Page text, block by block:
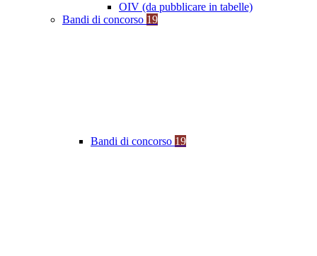
OIV (da pubblicare in tabelle)
Bandi di concorso 19
Bandi di concorso 19